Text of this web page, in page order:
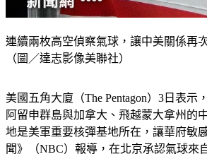
連續兩枚高空偵察氣球，讓中美關係再
美國五角大廈（The Pentagon）3日表示
阿留申群島與加拿大、飛越蒙大拿州的
地是美軍重要核彈基地所在，讓華府敏